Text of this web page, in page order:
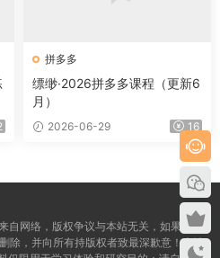
拼多多
缥缈·2026拼多多课程（更新6
月）
2026-06-29 16
网络，版权争议与本站无关，如果您认
除，并向所有持版权者致最深歉意！本站